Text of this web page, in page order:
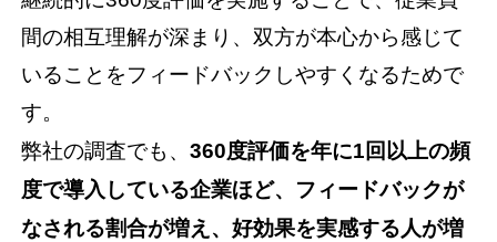
間の相互理解が深まり、双方が本心から感じて
いることをフィードバックしやすくなるためで
す。
弊社の調査でも、360度評価を年に1回以上の頻
度で導入している企業ほど、フィードバックが
なされる割合が増え、好効果を実感する人が増